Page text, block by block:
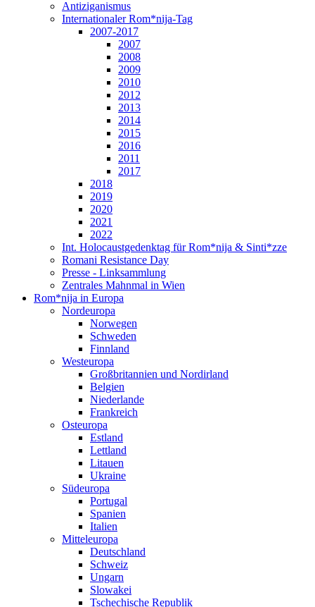
Antiziganismus
Internationaler Rom*nija-Tag
2007-2017
2007
2008
2009
2010
2012
2013
2014
2015
2016
2011
2017
2018
2019
2020
2021
2022
Int. Holocaustgedenktag für Rom*nija & Sinti*zze
Romani Resistance Day
Presse - Linksammlung
Zentrales Mahnmal in Wien
Rom*nija in Europa
Nordeuropa
Norwegen
Schweden
Finnland
Westeuropa
Großbritannien und Nordirland
Belgien
Niederlande
Frankreich
Osteuropa
Estland
Lettland
Litauen
Ukraine
Südeuropa
Portugal
Spanien
Italien
Mitteleuropa
Deutschland
Schweiz
Ungarn
Slowakei
Tschechische Republik